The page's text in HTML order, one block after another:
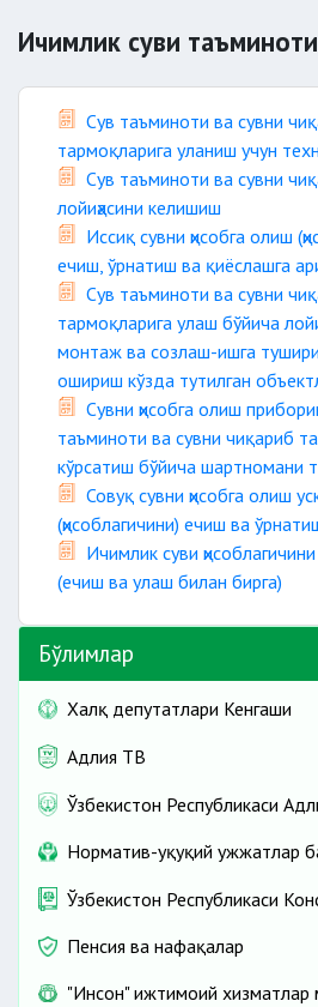
Ичимлик суви таъминоти
Сув таъминоти ва сувни
тармоқларига уланиш учун
Сув таъминоти ва сувни
лойиҳасини келишиш
Иссиқ сувни ҳисобга олиш
ечиш, ўрнатиш ва қиёслашга
Сув таъминоти ва сувни
тармоқларига улаш бўйича
монтаж ва созлаш-ишга
ошириш кўзда тутилган
Сувни ҳисобга олиш
таъминоти ва сувни чиқариб
кўрсатиш бўйича шартномани
Совуқ сувни ҳисобга олиш
(ҳисоблагичини) ечиш ва
Ичимлик суви
(ечиш ва улаш билан бирга)
Бўлимлар
Халқ депутатлари Кенгаши
Адлия ТВ
Ўзбекистон Республикаси
Норматив-ҳуқуқий ҳужжатлар
Ўзбекистон Республикаси
Пенсия ва нафақалар
"Инсон" ижтимоий хизматлар